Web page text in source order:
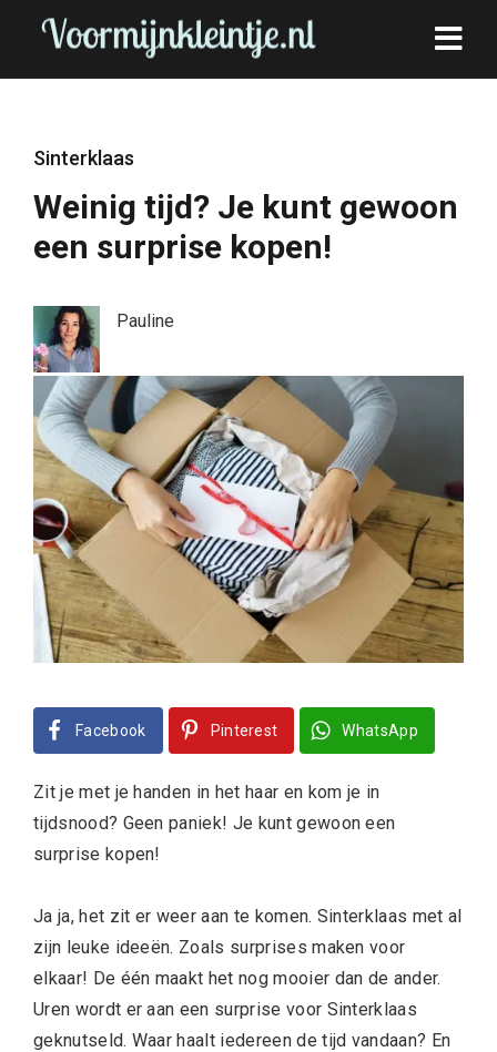
Sinterklaas
Weinig tijd? Je kunt gewoon
een surprise kopen!
Pauline
Facebook Pinterest WhatsApp
Zit je met je handen in het haar en kom je in
tijdsnood? Geen paniek! Je kunt gewoon een
surprise kopen!
Ja ja, het zit er weer aan te komen. Sinterklaas met al
zijn leuke ideeën. Zoals surprises maken voor
elkaar! De één maakt het nog mooier dan de ander.
Uren wordt er aan een surprise voor Sinterklaas
geknutseld. Waar haalt iedereen de tijd vandaan? En